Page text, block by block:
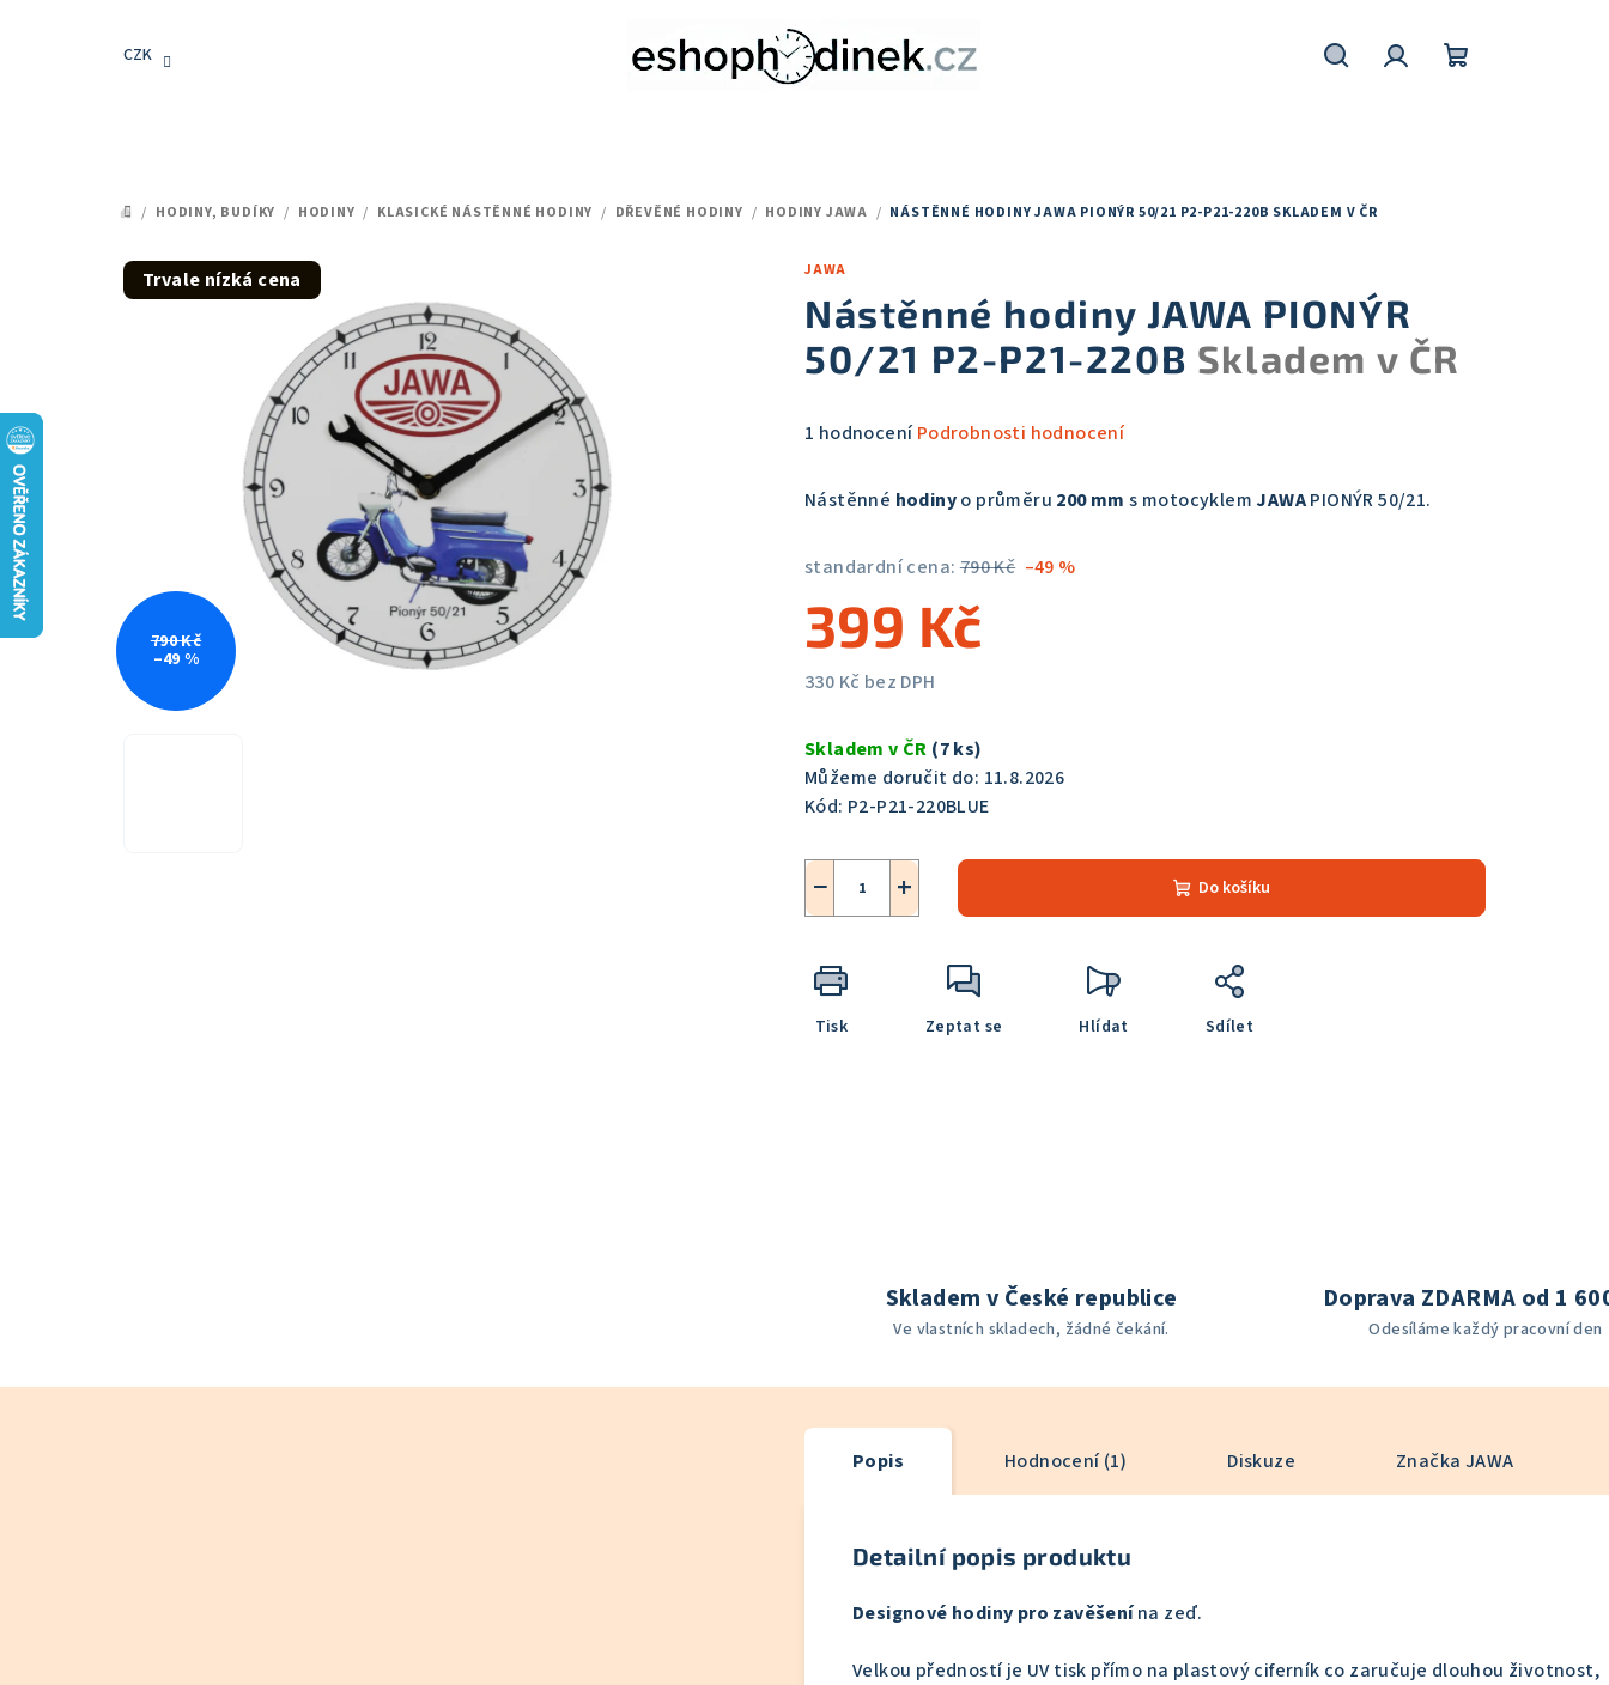
CZK
DOMŮ
/ HODINY, BUDÍKY / HODINY / KLASICKÉ NÁSTĚNNÉ HODINY / DŘEVĚNÉ HODINY / HODINY JAWA / NÁSTĚNNÉ HODINY JAWA PIONÝR 50/21 P2-P21-220B SKLADEM V ČR
JAWA
Nástěnné hodiny JAWA PIONÝR
50/21 P2-P21-220B Skladem v ČR
Průměrné
produktu
z
5
hvězdiček.
1 hodnocení Podrobnosti hodnocení
Nástěnné hodinyo průměru 200 mm s motocyklem JAWAPIONÝR 50/21.
standardní cena: 790 Kč –49 %
399 Kč
330 Kč bez DPH
cena:
Skladem v ČR (7 ks)
Můžeme doručit do: 11.8.2026
Kód: P2-P21-220BLUE
+
− Do košíku
Tisk Zeptat se Hlídat Sdílet
Trvale nízká cena
790 Kč
–49 %
Skladem v České republice
Ve vlastních skladech, žádné čekání.
Doprava ZDARMA od 1
Odesíláme každý pracovní den
Popis Hodnocení (1) Diskuze Značka JAWA
Detailní popis produktu
Designové hodiny pro zavěšenína zeď.
Velkou předností je UV tisk přímo na plastový ciferník co zaručuje dlouhou životnost,